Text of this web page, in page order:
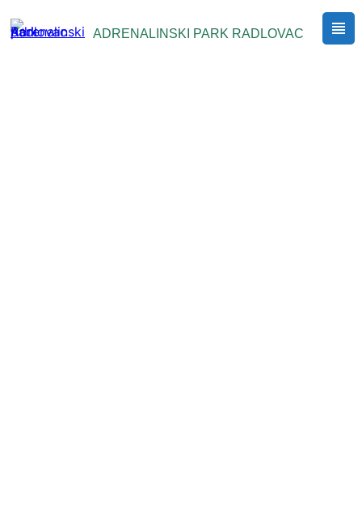
Skoči
do
ADRENALINSKI PARK RADLOVAC